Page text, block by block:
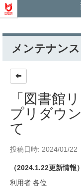
メンテナンス
「図書館
プリダウ
て
投稿日時: 2024/01/22
（2024.1.22更新情報）
利用者 各位